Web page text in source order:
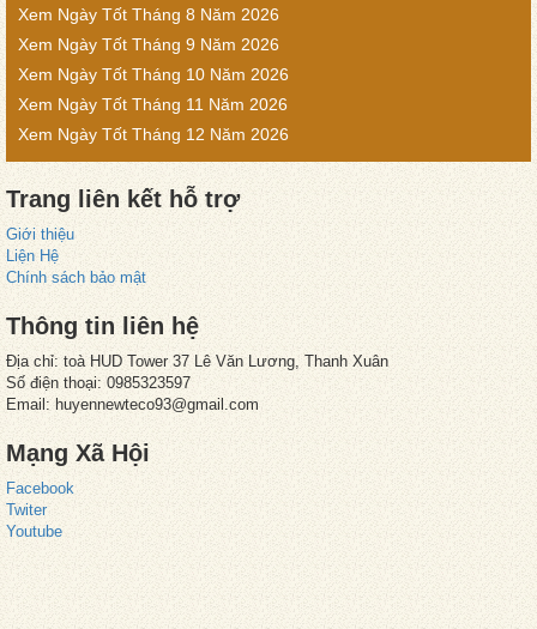
Xem Ngày Tốt Tháng 8 Năm 2026
Xem Ngày Tốt Tháng 9 Năm 2026
Xem Ngày Tốt Tháng 10 Năm 2026
Xem Ngày Tốt Tháng 11 Năm 2026
Xem Ngày Tốt Tháng 12 Năm 2026
Trang liên kết hỗ trợ
Giới thiệu
Liện Hệ
Chính sách bảo mật
Thông tin liên hệ
Địa chỉ: toà HUD Tower 37 Lê Văn Lương, Thanh Xuân
Số điện thoại: 0985323597
Email: huyennewteco93@gmail.com
Mạng Xã Hội
Facebook
Twiter
Youtube